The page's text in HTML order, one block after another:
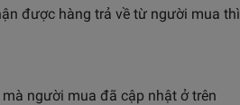
được hàng trả về từ người mua thì
người mua đã cập nhật ở trên